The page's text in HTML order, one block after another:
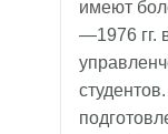
имеют
—1976 гг.